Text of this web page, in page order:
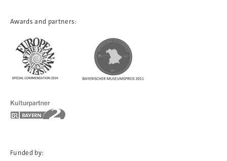
Awards and partners:
Funded by: